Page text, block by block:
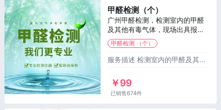
甲醛检测（个）
广州甲醛检测，检测室内的甲醛
及其他有毒气体，现场出具报
告。检测内容为甲醛、TVOC、
苯、甲苯、二甲苯。 检测报告收
费为99元/个。
甲醛检测 （个）
服务描述 检测室内的甲醛及其他有毒气体，现场出具报告。检测内容为甲醛、TVOC、苯、甲苯、二甲苯。 服务流程：1. 确认点数在线下
￥99
已销售674件